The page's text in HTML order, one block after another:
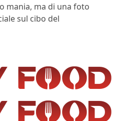
mania, ma di una foto
sul cibo del